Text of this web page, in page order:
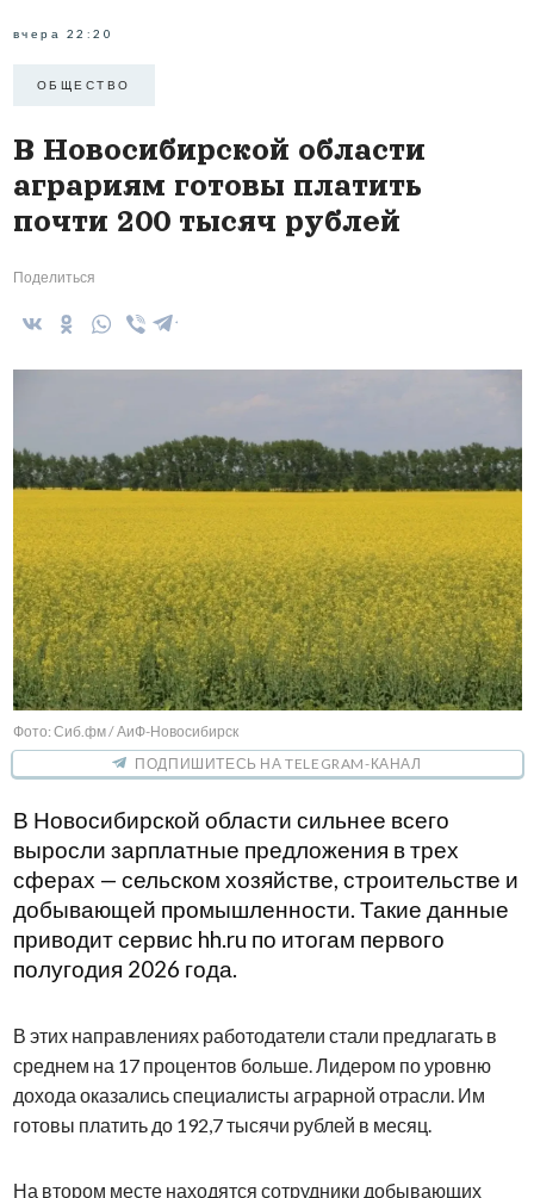
вчера 22:20
ОБЩЕСТВО
В Новосибирской области
аграриям готовы платить
почти 200 тысяч рублей
Поделиться
Фото: Сиб.фм / АиФ-Новосибирск
ПОДПИШИТЕСЬ НА TELEGRAM-КАНАЛ
В Новосибирской области сильнее всего
выросли зарплатные предложения в трех
сферах — сельском хозяйстве, строительстве и
добывающей промышленности. Такие данные
приводит сервис hh.ru по итогам первого
полугодия 2026 года.
В этих направлениях работодатели стали предлагать в
среднем на 17 процентов больше. Лидером по уровню
дохода оказались специалисты аграрной отрасли. Им
готовы платить до 192,7 тысячи рублей в месяц.
На втором месте находятся сотрудники добывающих